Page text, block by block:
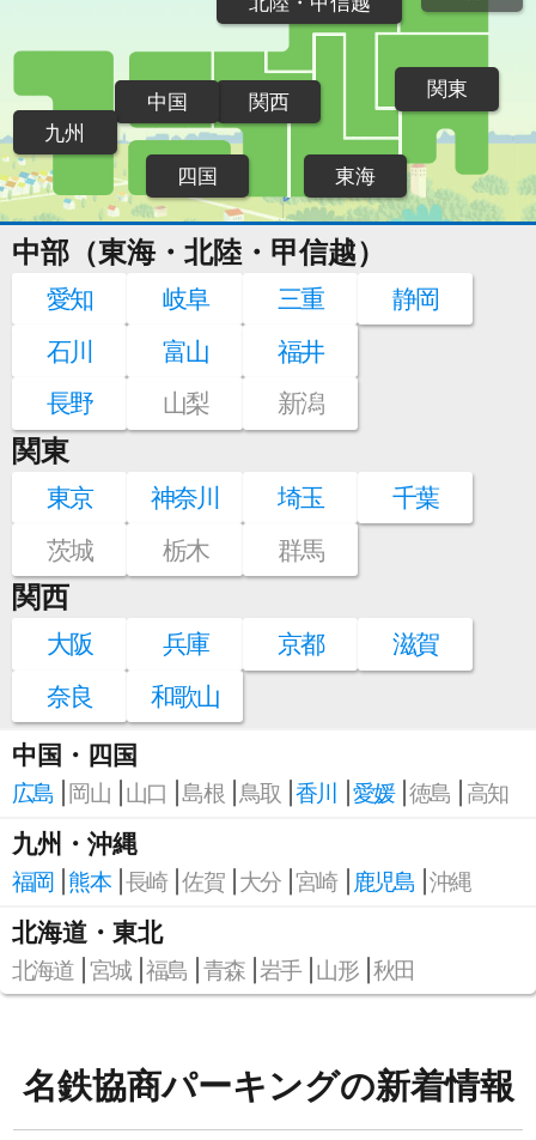
関東
東海
関西
中国
四国
九州
中部（東海・北陸・甲信越）
愛知 岐阜 三重
静岡
石川
富山
福井
長野
山梨 新潟
関東
東京 神奈川 埼玉
千葉
茨城
栃木 群馬
関西
大阪 兵庫 京都
滋賀
奈良
和歌山
中国・四国
広島 岡山 山口 島根 鳥取 香川 愛媛 徳島 高知
九州・沖縄
福岡 熊本 長崎 佐賀 大分 宮崎 鹿児島 沖縄
北海道・東北
北海道 宮城 福島 青森 岩手 山形 秋田
名鉄協商パーキングの新着情報